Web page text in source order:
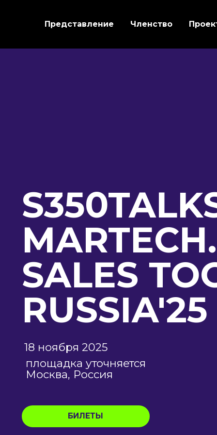
Представление Членство
18 ноября 2025
площадка уточняется
БИЛЕТЫ
S350TALKS.
MARTECH.
SALES
RUSSIA'25